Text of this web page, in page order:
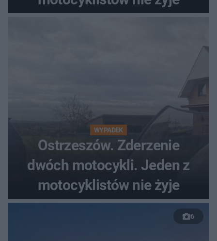
WYPADEK
Ostrzeszów. Zderzenie
dwóch motocykli. Jeden z
motocyklistów nie żyje
6